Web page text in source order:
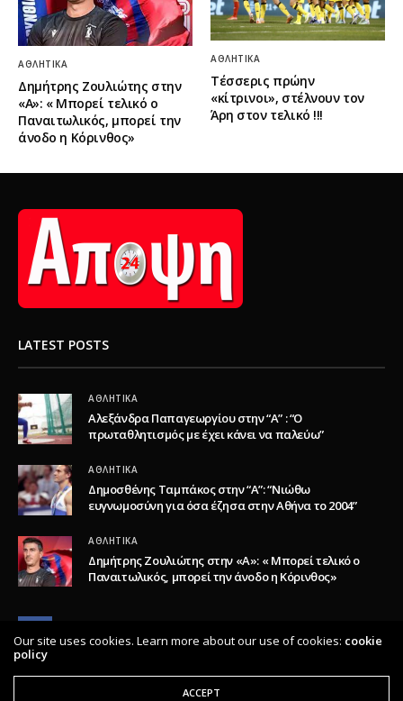
ΑΘΛΗΤΙΚΆ
Δημήτρης Ζουλιώτης στην
«Α»: « Μπορεί τελικό ο
Παναιτωλικός, μπορεί την
άνοδο η Κόρινθος»
ΑΘΛΗΤΙΚΆ
Τέσσερις πρώην
«κίτρινοι», στέλνουν τον
Άρη στον τελικό !!!
LATEST POSTS
ΑΘΛΗΤΙΚΆ
Αλεξάνδρα Παπαγεωργίου στην “Α” : “Ο
πρωταθλητισμός με έχει κάνει να παλεύω”
ΑΘΛΗΤΙΚΆ
Δημοσθένης Ταμπάκος στην “A”: “Νιώθω
ευγνωμοσύνη για όσα έζησα στην Αθήνα το 2004”
ΑΘΛΗΤΙΚΆ
Δημήτρης Ζουλιώτης στην «Α»: « Μπορεί τελικό ο
Παναιτωλικός, μπορεί την άνοδο η Κόρινθος»
Our site uses cookies. Learn more about our use of cookies: cookie
policy
ACCEPT